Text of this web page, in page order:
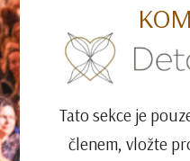
Tato sekce je
členem, vložte